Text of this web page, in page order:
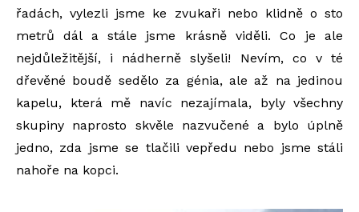
řadách, vylezli jsme ke zvukaři nebo klidně o sto
metrů dál a stále jsme krásně viděli. Co je ale
nejdůležitější, i nádherně slyšeli! Nevím, co v té
dřevěné boudě sedělo za génia, ale až na jedinou
kapelu, která mě navíc nezajímala, byly všechny
skupiny naprosto skvěle nazvučené a bylo úplně
jedno, zda jsme se tlačili vepředu nebo jsme stáli
nahoře na kopci.